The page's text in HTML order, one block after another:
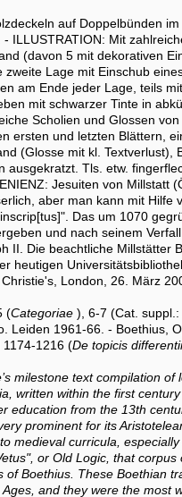
auf Doppelbünden
ILLUSTRATION: Mit
(davon 5 mit dekorativen
Lage mit Einschub
am Ende jeder Lage, teils
mit schwarzer Tinte in
Scholien und Glossen
ersten und letzten Blättern,
(Glosse mit kl.
ausgekratzt. Tls. etw.
Jesuiten von Millstatt
aber man kann mit
Das um 1070
und nach seinem
II. Die beachtliche Millstätter
heutigen
London, 26. März
(Categoriae), 6-7 (Cat. suppl.:
Leiden 1961-66. - Boethius,
1216 (De topicis
milestone text compilation
written within the first
education from the 13th
prominent for its
medieval curricula,
or Old Logic, that
Boethius. These Boethian
and they were the most